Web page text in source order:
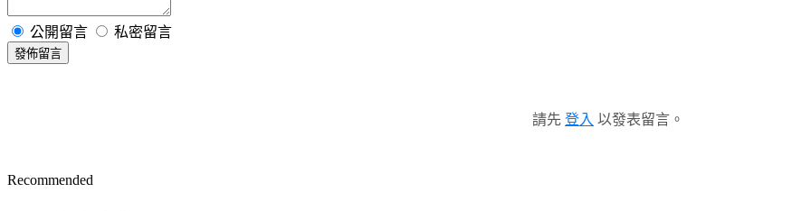
公開留言 私密留言
發佈留言
請先 登入 以發表留言。
Recommended